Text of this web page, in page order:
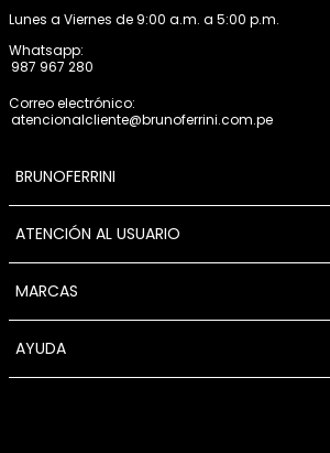
Lunes a Viernes de 9:00 a.m. a 5:00 p.m.
Whatsapp:
987 967 280
Correo electrónico:
atencionalcliente@brunoferrini.com.pe
BRUNOFERRINI
ATENCIÓN AL USUARIO
MARCAS
AYUDA